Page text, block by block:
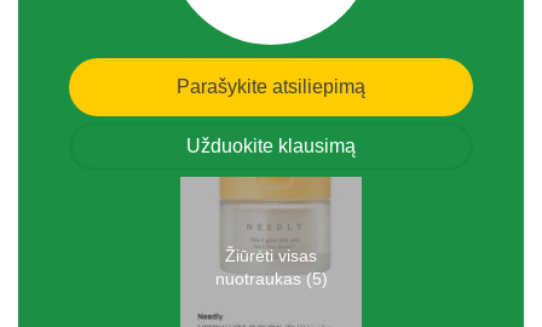
Parašykite atsiliepimą
Užduokite klausimą
Žiūrėti visas
nuotraukas (5)